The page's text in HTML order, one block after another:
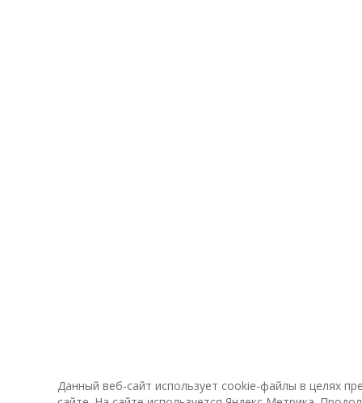
Данный веб-сайт использует cookie-файлы в целях